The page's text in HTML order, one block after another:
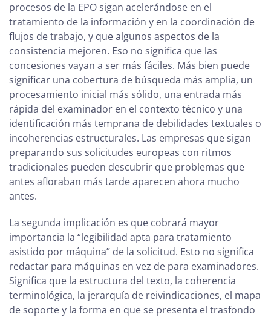
procesos de la EPO sigan acelerándose en el
tratamiento de la información y en la coordinación de
flujos de trabajo, y que algunos aspectos de la
consistencia mejoren. Eso no significa que las
concesiones vayan a ser más fáciles. Más bien puede
significar una cobertura de búsqueda más amplia, un
procesamiento inicial más sólido, una entrada más
rápida del examinador en el contexto técnico y una
identificación más temprana de debilidades textuales o
incoherencias estructurales. Las empresas que sigan
preparando sus solicitudes europeas con ritmos
tradicionales pueden descubrir que problemas que
antes afloraban más tarde aparecen ahora mucho
antes.
La segunda implicación es que cobrará mayor
importancia la “legibilidad apta para tratamiento
asistido por máquina” de la solicitud. Esto no significa
redactar para máquinas en vez de para examinadores.
Significa que la estructura del texto, la coherencia
terminológica, la jerarquía de reivindicaciones, el mapa
de soporte y la forma en que se presenta el trasfondo